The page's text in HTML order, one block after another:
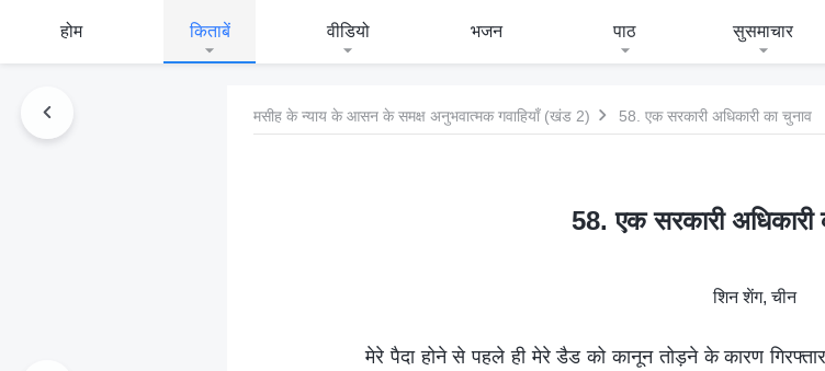
होम किताबें वीडियो भजन पाठ सुसमाचार
मसीह के न्याय के आसन के समक्ष अनुभवात्मक गवाहियाँ (खंड 2) 58. एक सरकारी अधिकारी का चुनाव
58. एक सरकारी अधिकारी
शिन शेंग, चीन
मेरे पैदा होने से पहले ही मेरे डैड को कानून तोड़ने के कारण